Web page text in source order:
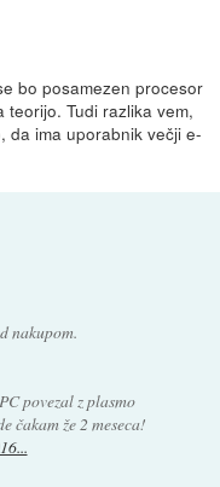
bo posamezen procesor
Tudi razlika vem,
da ima uporabnik večji e-
nakupom.
povezal z plasmo
čakam že 2 meseca!